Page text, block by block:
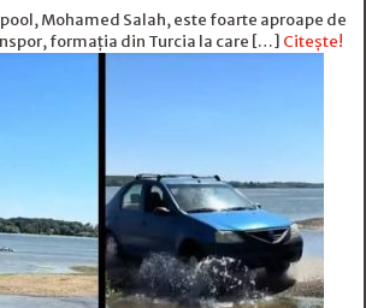
Mohamed Salah, este foarte aproape de
formația din Turcia la care […] Citește!